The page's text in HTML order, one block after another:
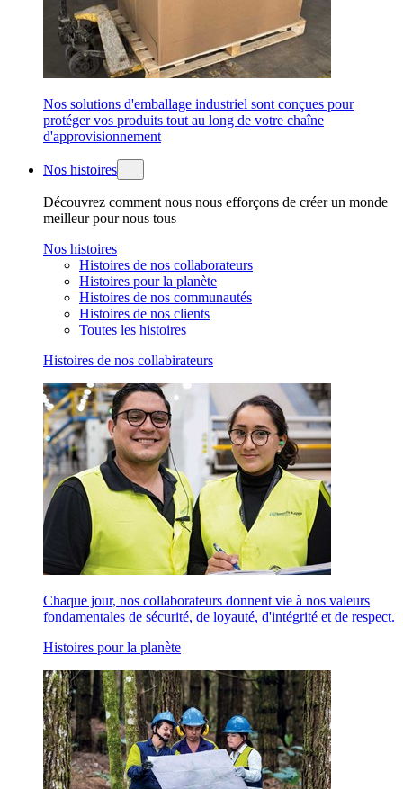
Nos solutions d'emballage industriel sont conçues pour
protéger vos produits tout au long de votre chaîne
d'approvisionnement
Nos histoires
Découvrez comment nous nous efforçons de créer un monde
meilleur pour nous tous
Nos histoires
Histoires de nos collaborateurs
Histoires pour la planète
Histoires de nos communautés
Histoires de nos clients
Toutes les histoires
Histoires de nos collabirateurs
Chaque jour, nos collaborateurs donnent vie à nos valeurs
fondamentales de sécurité, de loyauté, d'intégrité et de respect.
Histoires pour la planète